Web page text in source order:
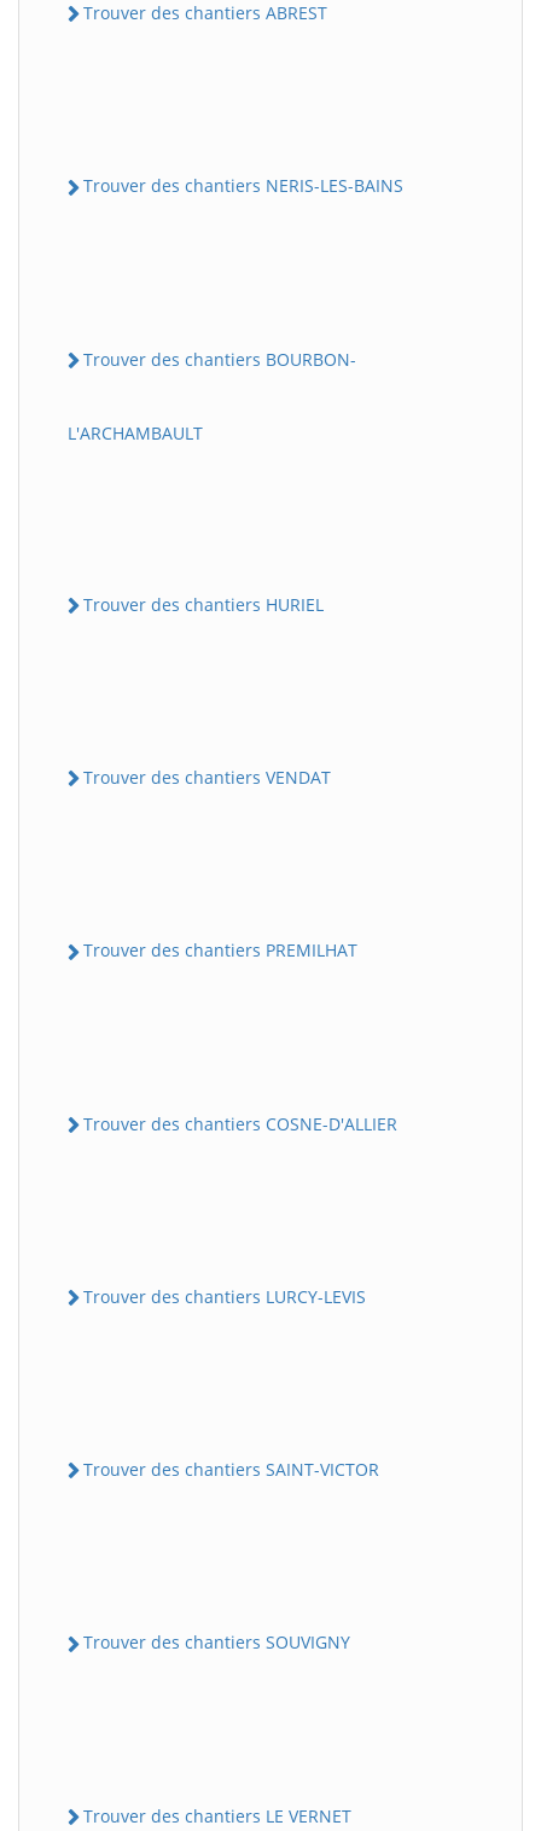
Trouver des chantiers ABREST
Trouver des chantiers NERIS-LES-BAINS
Trouver des chantiers BOURBON-
L'ARCHAMBAULT
Trouver des chantiers HURIEL
Trouver des chantiers VENDAT
Trouver des chantiers PREMILHAT
Trouver des chantiers COSNE-D'ALLIER
Trouver des chantiers LURCY-LEVIS
Trouver des chantiers SAINT-VICTOR
Trouver des chantiers SOUVIGNY
Trouver des chantiers LE VERNET